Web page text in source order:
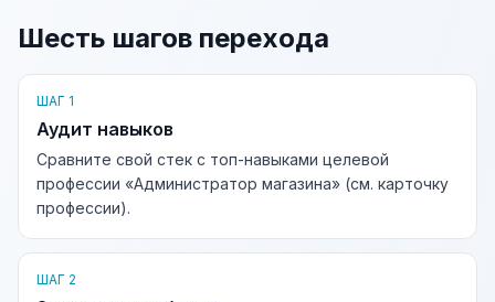
Шесть шагов перехода
ШАГ 1
Аудит навыков
Сравните свой стек с топ-навыками целевой
профессии «Администратор магазина» (см. карточку
профессии).
ШАГ 2